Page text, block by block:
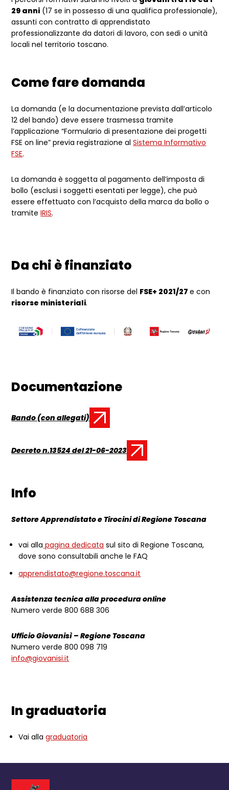
29 anni (17 se in possesso di una qualifica professionale),
assunti con contratto di apprendistato
professionalizzante da datori di lavoro, con sedi o unità
locali nel territorio toscano.
Come fare domanda
La domanda (e la documentazione prevista dall’articolo
12 del bando) deve essere trasmessa tramite
l’applicazione “Formulario di presentazione dei progetti
FSE on line” previa registrazione alSistema Informativo
FSE.
La domanda è soggetta al pagamento dell’imposta di
bollo (esclusi i soggetti esentati per legge), che può
essere effettuato con l’acquisto della marca da bollo o
tramiteIRIS.
Da chi è finanziato
Il bando è finanziato con risorse del FSE+ 2021/27e con
risorse ministeriali.
Documentazione
Documento:
Bando (con allegati)
Documento:
Decreto n.13524 del 21-06-2023
Info
Settore Apprendistato e Tirocini di Regione Toscana
vai alla pagina dedicata sul sito di Regione Toscana,
dove sono consultabili anche le FAQ
apprendistato@regione.toscana.it
Assistenza tecnica alla procedura online
Numero verde 800 688 306
Ufficio Giovanisì – Regione Toscana
Numero verde 800 098 719
info@giovanisi.it
In graduatoria
Vai allagraduatoria